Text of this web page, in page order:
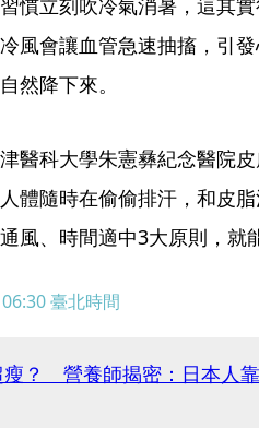
風會讓血管急速抽搐，引
然降下來。
醫科大學朱憲彝紀念醫院
體隨時在偷偷排汗，和皮
風、時間適中3大原則，就
臺北時間
瘦？ 營養師揭密：日本人